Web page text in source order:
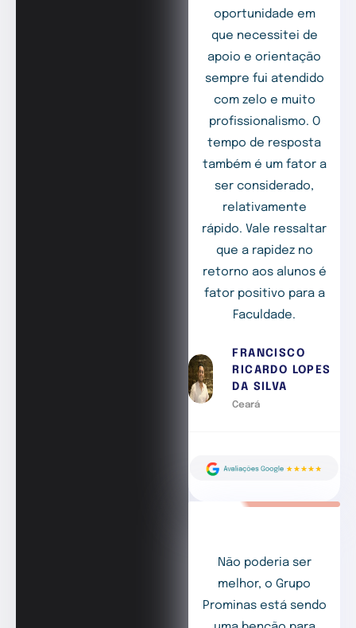
oportunidade em
que necessitei de
apoio e orientação
sempre fui atendido
com zelo e muito
profissionalismo. O
tempo de resposta
também é um fator a
ser considerado,
relativamente
rápido. Vale ressaltar
que a rapidez no
retorno aos alunos é
fator positivo para a
Faculdade.
FRANCISCO
RICARDO LOPES
DA SILVA
Ceará
Não poderia ser
melhor, o Grupo
Prominas está sendo